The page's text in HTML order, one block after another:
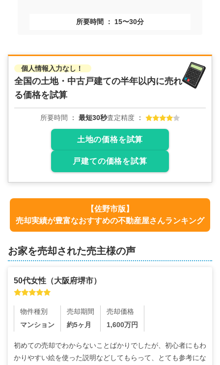
所要時間 15〜30分
個人情報入力なし！
全国の土地・中古戸建ての半年以内に売れ
る価格を試算
所要時間 最短30秒査定精度
土地の価格を試算
戸建ての価格を試算
【佐野市版】
売却実績が豊富なおすすめの不動産屋さんランキング
お家を売却された売主様の声
50代女性 （大阪府堺市）
物件種別
マンション
売却期間
約5ヶ月
売却価格
1,600万円
初めての売却でわからないことばかりでしたが、初心者にもわ
かりやすい絵を使った説明などしてもらって、とても参考にな